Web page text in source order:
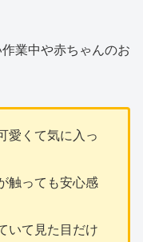
業中や赤ちゃんのお
愛くて気に入っ
触っても安心感
いて見た目だけ